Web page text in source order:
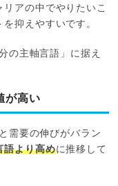
アの中でやりたいこ
抑えやすいです。
の主軸言語」に据え
が高い
需要の伸びがバラン
語より高めに推移して